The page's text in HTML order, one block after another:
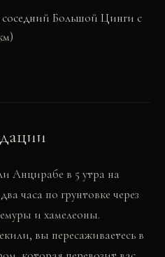
соседний Большой Цинги с
Анцирабе в 5 утра на
часа по грунтовке через
и хамелеоны.
вы пересаживаетесь в